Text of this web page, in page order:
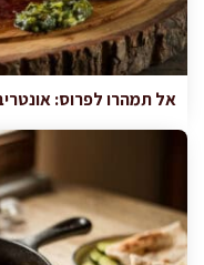
אל תמהרו לפרוס: